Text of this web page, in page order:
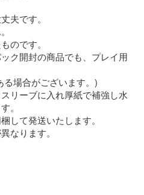
夫です。
のです。
ク開封の商品でも、プレイ用
場合がございます。)
リーブに入れ厚紙で補強し水
。
して発送いたします。
なります。